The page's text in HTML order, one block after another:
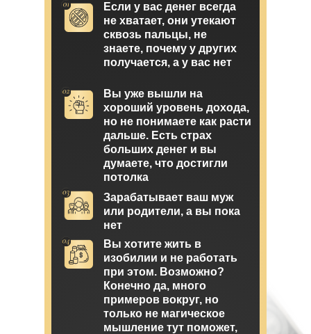
Если у вас денег всегда
не хватает, они утекают
сквозь пальцы, не
знаете, почему у других
получается, а у вас нет
Зарабатывает ваш муж
или родители, а вы пока
нет
Вы уже вышли на
хороший уровень дохода,
но не понимаете как расти
дальше. Есть страх
больших денег и вы
думаете, что достигли
потолка
Вы хотите жить в
изобилии и не работать
при этом. Возможно?
Конечно да, много
примеров вокруг, но
только не магическое
мышление тут поможет,